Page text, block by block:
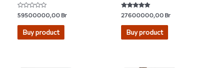
Rated
0
out
59500000,00Br
Buy product
Rated
4.67
out of 5
27600000,00Br
Buy product